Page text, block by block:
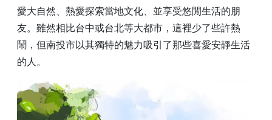
愛大自然、熱愛探索當地文化、並享受悠閒生活的朋
友。雖然相比台中或台北等大都市，這裡少了些許熱
鬧，但南投市以其獨特的魅力吸引了那些喜愛安靜生活
的人。